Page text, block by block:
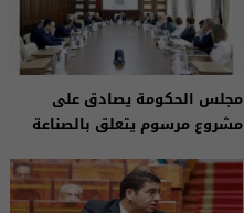
مجلس الحكومة يصادق على
مشروع مرسوم يتعلق بالصناعة
السينمائي المغربي